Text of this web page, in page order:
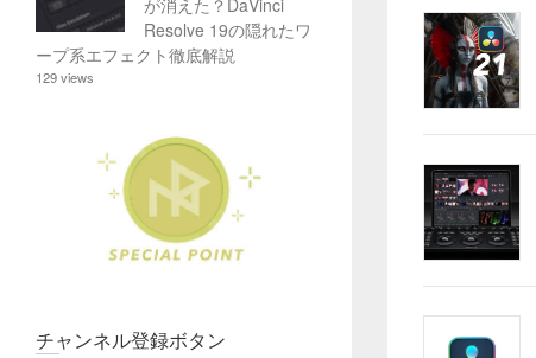
Resolve 19の隠れたワ
ープ系エフェクト徹底解説
129 views
チャンネル登録ボタン